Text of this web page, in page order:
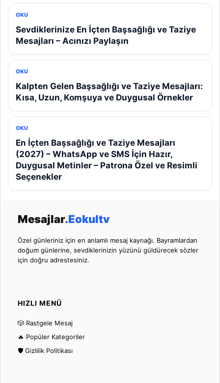
OKU
Sevdiklerinize En İçten Başsağlığı ve Taziye
Mesajları – Acınızı Paylaşın
OKU
Kalpten Gelen Başsağlığı ve Taziye Mesajları:
Kısa, Uzun, Komşuya ve Duygusal Örnekler
OKU
En İçten Başsağlığı ve Taziye Mesajları
(2027) – WhatsApp ve SMS İçin Hazır,
Duygusal Metinler – Patrona Özel ve Resimli
Seçenekler
Mesajlar.Eokultv
Özel günleriniz için en anlamlı mesaj kaynağı. Bayramlardan
doğum günlerine, sevdiklerinizin yüzünü güldürecek sözler
için doğru adrestesiniz.
HIZLI MENÜ
🎲 Rastgele Mesaj
🔥 Popüler Kategoriler
🛡️ Gizlilik Politikası